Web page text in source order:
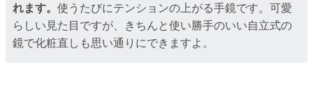
れます。使うたびにテンションの上がる手鏡です。可愛
らしい見た目ですが、きちんと使い勝手のいい自立式の
鏡で化粧直しも思い通りにできますよ。